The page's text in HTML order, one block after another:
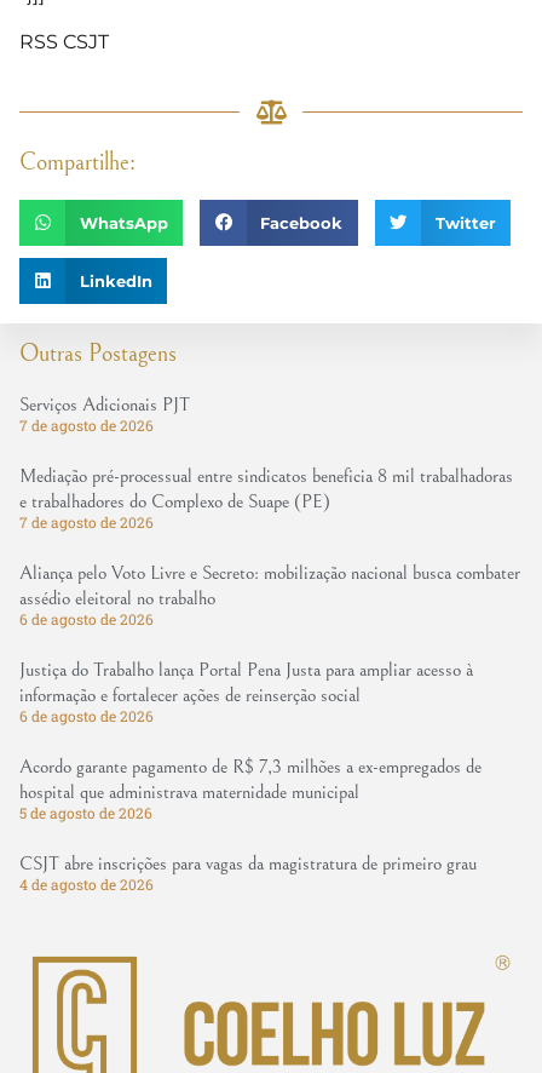
Outras Postagens
Serviços Adicionais PJT
7 de agosto de 2026
Mediação pré-processual entre sindicatos beneficia 8 mil trabalhadoras
e trabalhadores do Complexo de Suape (PE)
7 de agosto de 2026
Aliança pelo Voto Livre e Secreto: mobilização nacional busca combater
assédio eleitoral no trabalho
6 de agosto de 2026
Justiça do Trabalho lança Portal Pena Justa para ampliar acesso à
informação e fortalecer ações de reinserção social
6 de agosto de 2026
Acordo garante pagamento de R$ 7,3 milhões a ex-empregados de
hospital que administrava maternidade municipal
5 de agosto de 2026
CSJT abre inscrições para vagas da magistratura de primeiro grau
4 de agosto de 2026
RSS CSJT
Compartilhe:
WhatsApp Facebook Twitter
LinkedIn